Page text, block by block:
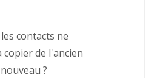
contacts ne
de l'ancien
?